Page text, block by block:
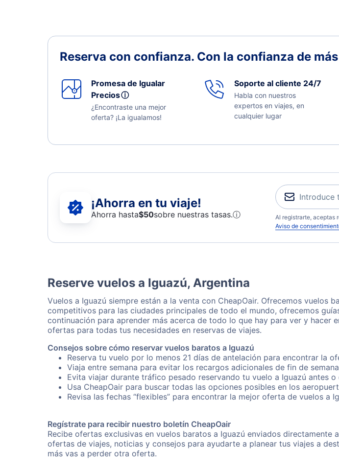
Reserva con confianza. Con la confianza de
Promesa de Igualar
Preciosⓘ
¿Encontraste una mejor
oferta? ¡La igualamos!
Soporte al cliente 24/7
Habla con nuestros
expertos en viajes, en
cualquier lugar
¡Ahorra en tu viaje!
Ahorra hasta$50sobre nuestras tasas.ⓘ
Al registrarte, aceptas
Aviso de
Reserve vuelos a Iguazú, Argentina
Vuelos a Iguazú siempre están a la venta con CheapOair. Ofrecemos
competitivos para las ciudades principales de todo el mundo, ofrecemos
continuación para aprender más acerca de todo lo que hay para ver y hacer
ofertas para todas tus necesidades en reservas de viajes.
Consejos sobre cómo reservar vuelos baratos a Iguazú
Reserva tu vuelo por lo menos 21 días de antelación para encontrar la
Viaja entre semana para evitar los recargos adicionales de fin de
Evita viajar durante tráfico pesado reservando tu vuelo a Iguazú antes
Usa CheapOair para buscar todas las opciones posibles en los
Revisa las fechas “flexibles” para encontrar la mejor oferta de vuelos a
Regístrate para recibir nuestro boletín CheapOair
Recibe ofertas exclusivas en vuelos baratos a Iguazú enviados
ofertas de viajes, noticias y consejos para ayudarte a planear tus viajes a
más vas a perder otra oferta.